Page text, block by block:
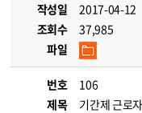
작성일
2017-04-12
조회수
37,985
파일
번호
106
제목
기간제 근로